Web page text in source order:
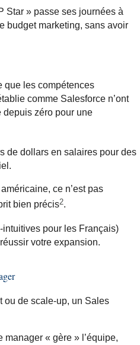
Star » passe ses journées à
budget marketing, sans avoir
que les compétences
comme Salesforce n’ont
depuis zéro pour une
de dollars en salaires pour des
ce n’est pas
bien précis2.
pour les Français)
votre expansion.
ou de scale-up, un Sales
« gère » l’équipe,